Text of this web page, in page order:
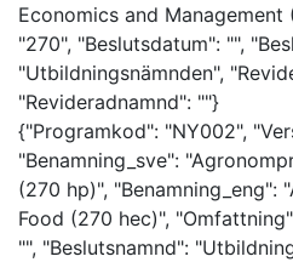
Economics and
"270", "Beslutsdatum": "",
"Utbildningsnämnden",
"Revideradnamnd": ""}
{"Programkod": "NY002",
"Benamning_sve":
(270 hp)", "Benamning_eng":
Food (270 hec)",
"", "Beslutsnamnd":